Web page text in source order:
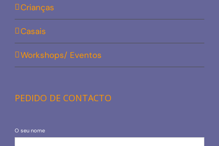
Crianças
Casais
Workshops/ Eventos
PEDIDO DE CONTACTO
O seu nome